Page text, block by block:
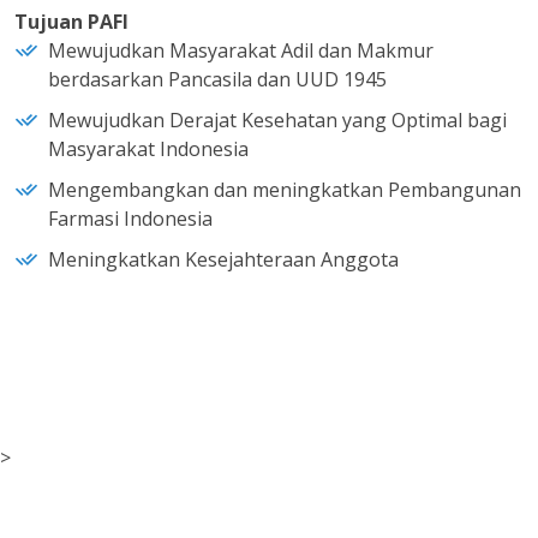
Tujuan PAFI
Mewujudkan Masyarakat Adil dan Makmur
berdasarkan Pancasila dan UUD 1945
Mewujudkan Derajat Kesehatan yang Optimal bagi
Masyarakat Indonesia
Mengembangkan dan meningkatkan Pembangunan
Farmasi Indonesia
Meningkatkan Kesejahteraan Anggota
>